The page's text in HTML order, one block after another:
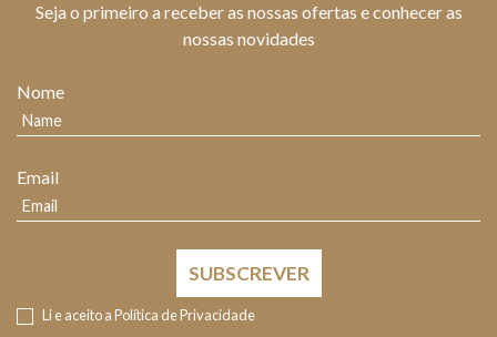
Seja o primeiro a receber as nossas ofertas e conhecer as
nossas novidades
Nome
Email
SUBSCREVER
Li e aceito aPolítica de Privacidade